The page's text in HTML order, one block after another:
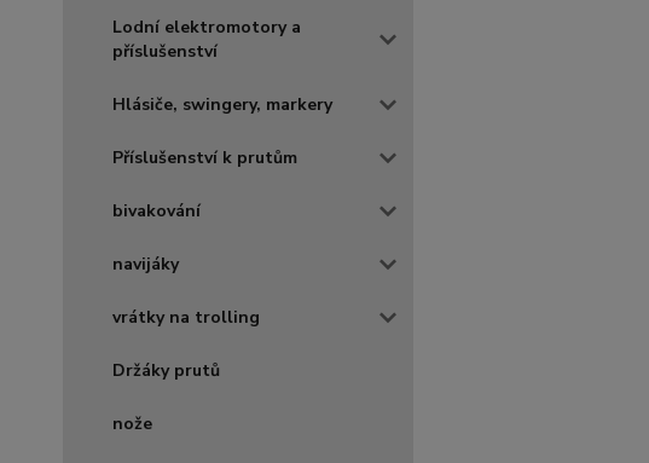
Lodní elektromotory a
příslušenství
Hlásiče, swingery, markery
Příslušenství k prutům
bivakování
navijáky
vrátky na trolling
Držáky prutů
nože